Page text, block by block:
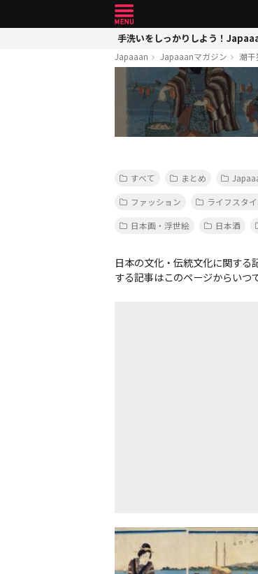
手洗いをしっかりしよう！
Japaaan Japaaanマガジン 潮干
すべて まとめ
ファッション
ライフスタ
日本画・浮世絵
日本酒
日本の文化・伝統文化に関す
する記事はこのページからいつ